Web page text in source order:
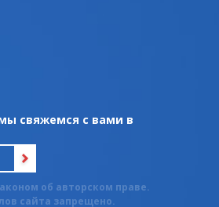
свяжемся с вами в
об авторском праве.
сайта запрещено.